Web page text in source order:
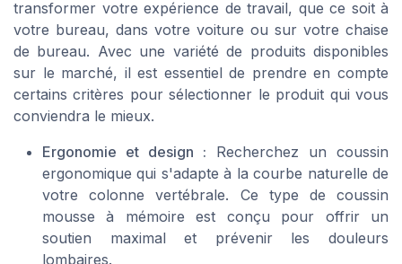
transformer votre expérience de travail, que ce soit à
votre bureau, dans votre voiture ou sur votre chaise
de bureau. Avec une variété de produits disponibles
sur le marché, il est essentiel de prendre en compte
certains critères pour sélectionner le produit qui vous
conviendra le mieux.
Ergonomie et design : Recherchez un coussin
ergonomique qui s'adapte à la courbe naturelle de
votre colonne vertébrale. Ce type de coussin
mousse à mémoire est conçu pour offrir un
soutien maximal et prévenir les douleurs
lombaires.